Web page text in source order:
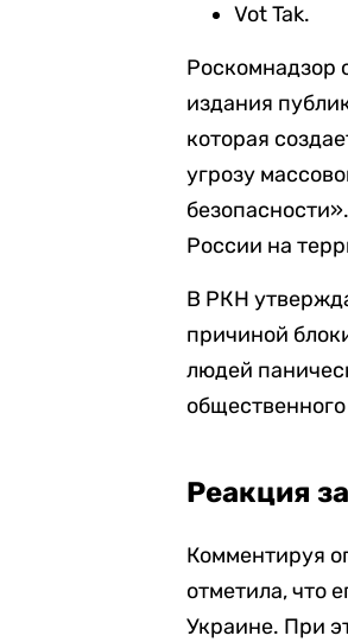
Vot Tak.
Роскомнадзор
издания
которая
угрозу
России на
В РКН
причиной
людей
Реакция
Комментируя
отметила, что
Украине. При